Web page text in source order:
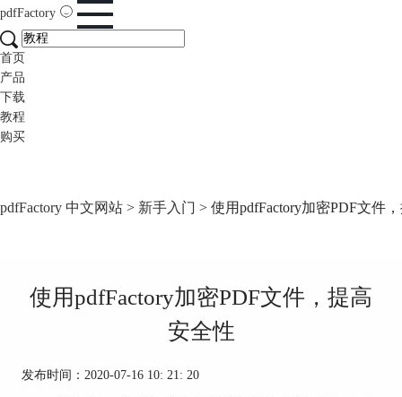
pdfFactory
首页
产品
下载
教程
购买
pdfFactory 中文网站 > 新手入门 > 使用pdfFactory加密PDF文件
使用pdfFactory加密PDF文件，提高
安全性
发布时间：2020-07-16 10: 21: 20